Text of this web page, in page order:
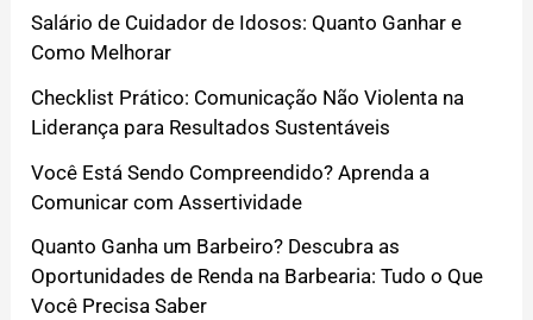
Salário de Cuidador de Idosos: Quanto Ganhar e
Como Melhorar
Checklist Prático: Comunicação Não Violenta na
Liderança para Resultados Sustentáveis
Você Está Sendo Compreendido? Aprenda a
Comunicar com Assertividade
Quanto Ganha um Barbeiro? Descubra as
Oportunidades de Renda na Barbearia: Tudo o Que
Você Precisa Saber